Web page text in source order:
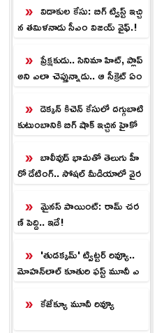
విడాకుల కేసు: బిగ్ ట్విస్ట్ ఇచ్చి
న తమిళనాడు సీఎం విజయ్ వైఫ్.!
ప్రేక్షకుడు.. సినిమా హిట్, ప్లాప్
అని ఎలా చెప్తున్నాడు.. ఆ సీక్రెట్ ఏం
డెక్కన్ కిచెన్ కేసులో దగ్గుబాటి
కుటుంబానికి బిగ్ షాక్ ఇచ్చిన హైకో
బాలీవుడ్ భామతో తెలుగు హీ
రో డేటింగ్.. సోష‌ల్ మీడియాలో వైర‌
మైనస్ పాయింట్: రామ్ చర
ణ్ పెద్ది.. ఇదే!
'తుడక్కమ్' ట్విట్టర్ రివ్యూ..
మోహన్‌లాల్ కూతురి ఫస్ట్ మూవీ ఎ
కేజేక్యూ మూవీ రివ్యూ